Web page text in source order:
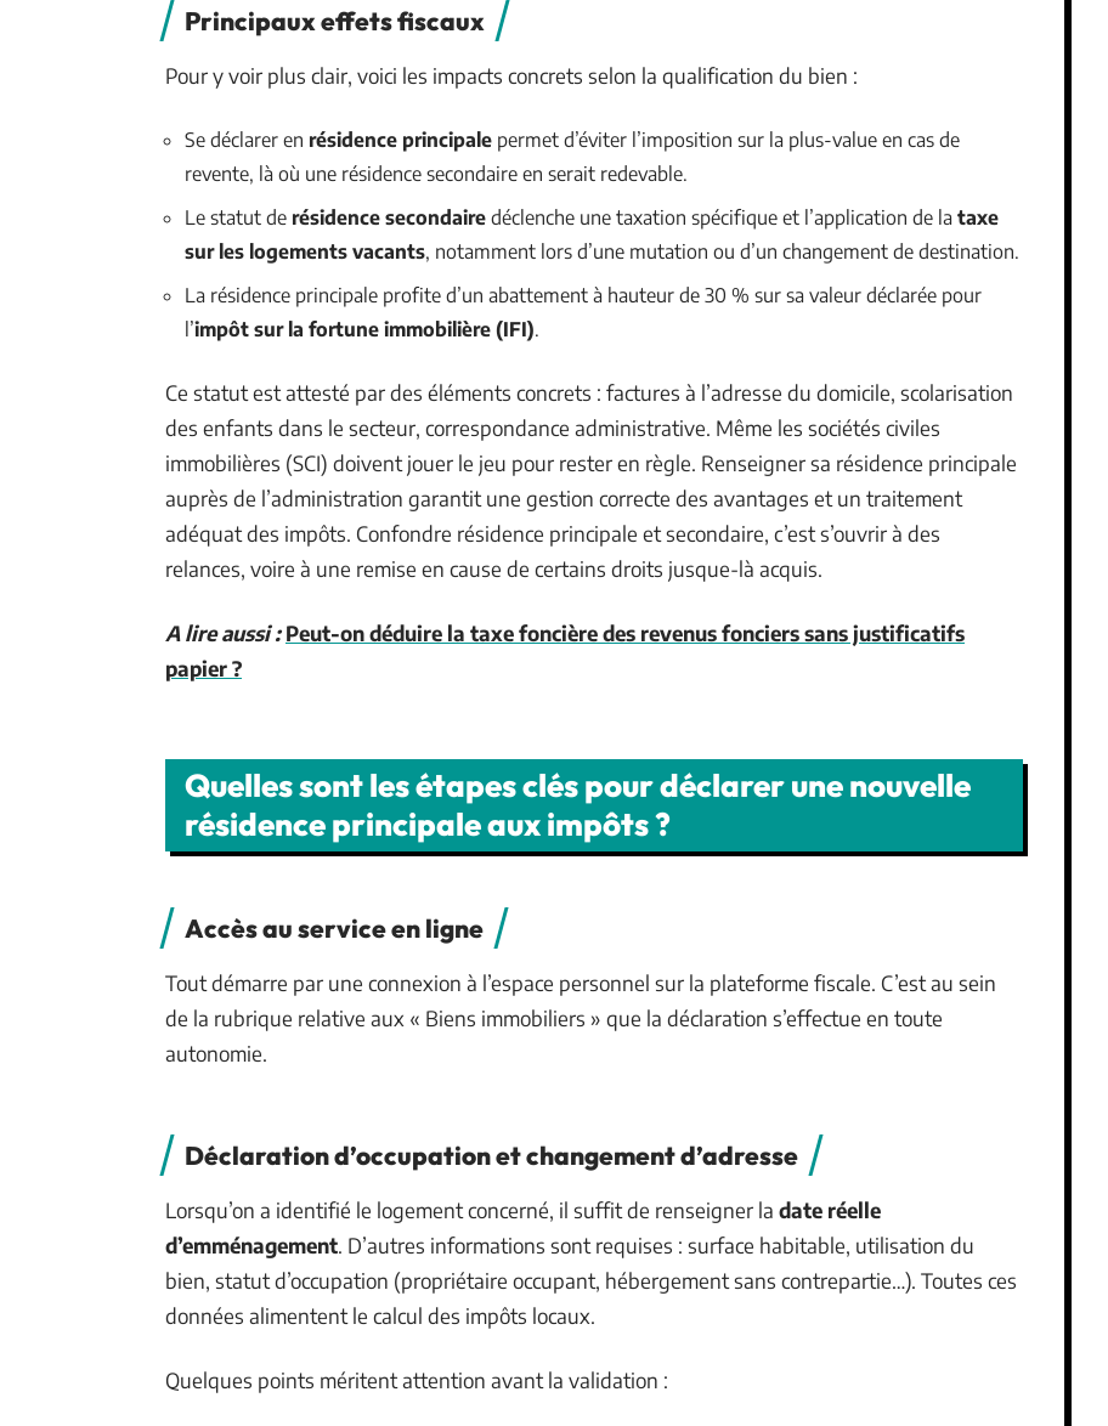
Principaux effets fiscaux
Pour y voir plus clair, voici les impacts concrets selon la qualification du bien :
Se déclarer en résidence principale permet d’éviter l’imposition sur la plus-value en cas de
revente, là où une résidence secondaire en serait redevable.
Le statut de résidence secondaire déclenche une taxation spécifique et l’application de la taxe
sur les logements vacants, notamment lors d’une mutation ou d’un changement de destination.
La résidence principale profite d’un abattement à hauteur de 30 % sur sa valeur déclarée pour
l’impôt sur la fortune immobilière (IFI).
Ce statut est attesté par des éléments concrets : factures à l’adresse du domicile, scolarisation
des enfants dans le secteur, correspondance administrative. Même les sociétés civiles
immobilières (SCI) doivent jouer le jeu pour rester en règle. Renseigner sa résidence principale
auprès de l’administration garantit une gestion correcte des avantages et un traitement
adéquat des impôts. Confondre résidence principale et secondaire, c’est s’ouvrir à des
relances, voire à une remise en cause de certains droits jusque-là acquis.
A lire aussi : Peut-on déduire la taxe foncière des revenus fonciers sans justificatifs
papier ?
Quelles sont les étapes clés pour déclarer une nouvelle
résidence principale aux impôts ?
Accès au service en ligne
Tout démarre par une connexion à l’espace personnel sur la plateforme fiscale. C’est au sein
de la rubrique relative aux « Biens immobiliers » que la déclaration s’effectue en toute
autonomie.
Déclaration d’occupation et changement d’adresse
Lorsqu’on a identifié le logement concerné, il suffit de renseigner la date réelle
d’emménagement. D’autres informations sont requises : surface habitable, utilisation du
bien, statut d’occupation (propriétaire occupant, hébergement sans contrepartie…). Toutes ces
données alimentent le calcul des impôts locaux.
Quelques points méritent attention avant la validation :